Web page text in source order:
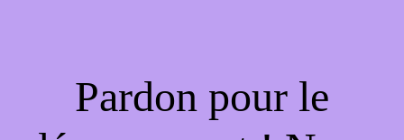
Pardon pour le